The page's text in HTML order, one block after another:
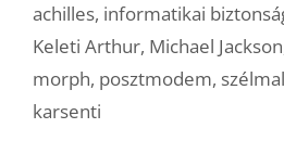
achilles, informatikai
Keleti Arthur, Michael Jackson
morph, posztmodem,
karsenti